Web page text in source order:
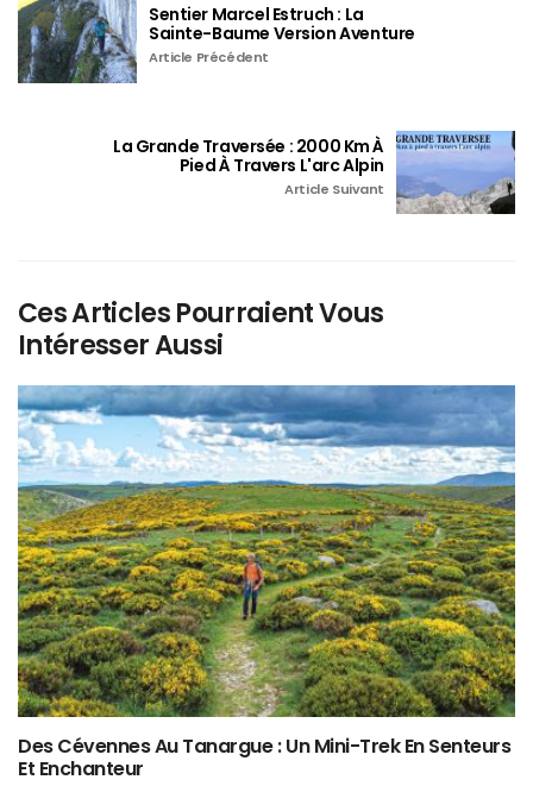
Sentier Marcel Estruch : La
Sainte-Baume Version Aventure
Article Précédent
La Grande Traversée : 2000 Km À
Pied À Travers L'arc Alpin
Article Suivant
Ces Articles Pourraient Vous
Intéresser Aussi
Des Cévennes Au Tanargue : Un Mini-Trek En Senteurs
Et Enchanteur